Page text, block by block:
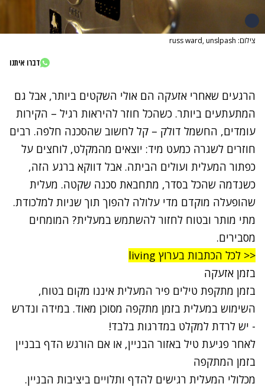
צילום: russ ward, unslpash
דברו איתנו
הרגעים שאחרי אזעקה הם אולי השקטים ביותר, אבל גם
המתעתעים ביותר. כשהכל חוזר להיראות רגיל – הקירות
עומדים, החשמל דולק – קל לחשוב שהסכנה חלפה. רבים
חוזרים לשגרה כמעט מיד: יוצאים מהמקלט, לוחצים על
כפתור המעלית ועולים הביתה. אבל דווקא ברגע הזה,
כשנדמה שהכל בסדר, מתחבאת סכנה שקטה. מעלית
שהופעלה מוקדם מדי עלולה להפוך תוך שניות למלכודת.
מתי מותר ובטוח לחזור להשתמש במעלית? המומחים
מסבירים.
<< לכל הכתבות בערוץ living
בזמן אזעקה
בזמן מתקפת טילים פיר המעלית איננו מקום בטוח,
השימוש במעלית בזמן מתקפה מסוכן מאוד. במידה ונדרש
- יש לרדת למקלט במדרגות בלבד!
לאחר פגיעת טיל באזור הבניין, או אם הורגש הדף בבניין
בזמן המתקפה
מכלולי המעלית רגישים להדף ותלויים ביציבות הבניין.